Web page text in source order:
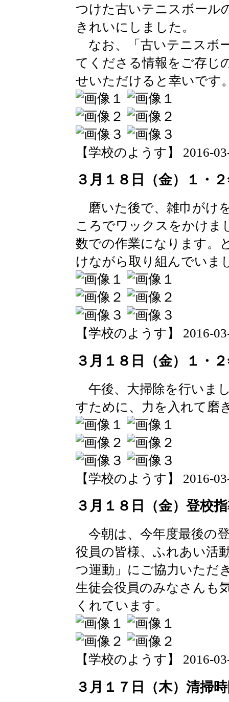
つけた古いテニスボール
きれいにしました。
なお、「古いテニスボ
てくださる情報をご存じ
せいただけると幸いです
【学校のようす】 2016-
３月１８日（金）１・
磨いた後で、雑巾がけ
ころでワックスをかけま
数での作業になります。
けながら取り組んでいま
【学校のようす】 2016-
３月１８日（金）１・
午後、大掃除を行いま
すために、力を入れて磨
【学校のようす】 2016-
３月１８日（金）登校
今朝は、今年度最後の
役員の皆様、ふれあい活
つ運動」にご協力いただ
生徒会役員のみなさんも
くれています。
【学校のようす】 2016-
３月１７日（木）清掃